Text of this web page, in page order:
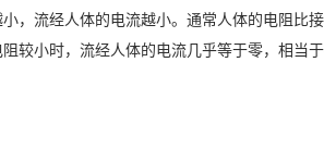
，流经人体的电流越小。通常人体的电阻比
较小时，流经人体的电流几乎等于零，相当